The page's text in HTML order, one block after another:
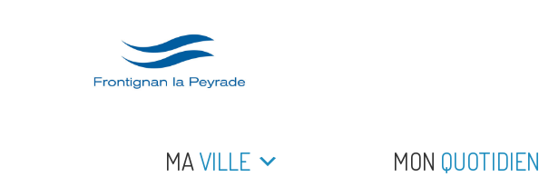
FRONTIGNAN LA PEYRADE
MAVILLE MON QUOTIDIEN